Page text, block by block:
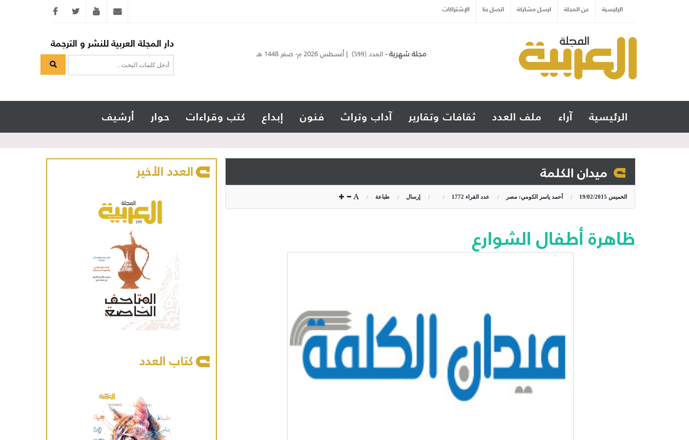
الرئيسية عن المجلة ارسل مشاركة اتصل بنا الإشتراكات
مجلة شهرية- العدد (599) | أغسطس 2026 م- صفر 1448 هـ
دار المجلة العربية للنشر و الترجمة
الرئيسية آراء ملف العدد ثقافات وتقارير آداب وتراث فنون إبداع كتب وقراءات حوار أرشيف
ميدان الكلمة
الخميس 19/02/2015 أحمد ياسر الكومي: مصر عدد القراء 1772 إرسال طباعة
ظاهرة أطفال الشوارع
العدد الأخير
كتاب العدد